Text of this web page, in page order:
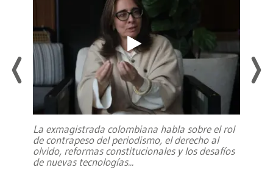
La exmagistrada colombiana habla sobre el rol
de contrapeso del periodismo, el derecho al
olvido, reformas constitucionales y los desafíos
de nuevas tecnologías...